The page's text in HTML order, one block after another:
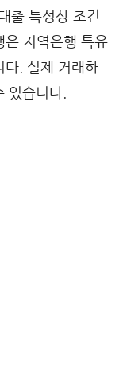
출 특성상 조건
은 지역은행 특유
다. 실제 거래하
있습니다.